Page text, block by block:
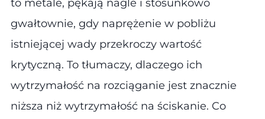
to metale, pękają nagle i stosunkowo
gwałtownie, gdy naprężenie w pobliżu
istniejącej wady przekroczy wartość
krytyczną. To tłumaczy, dlaczego ich
wytrzymałość na rozciąganie jest znacznie
niższa niż wytrzymałość na ściskanie. Co